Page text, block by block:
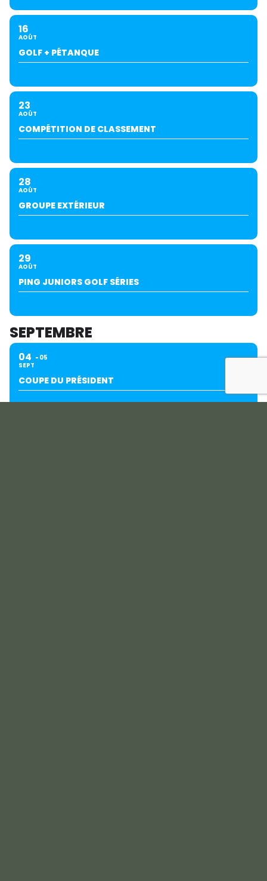
16
AOÛT
GOLF + PÉTANQUE
23
AOÛT
COMPÉTITION DE CLASSEMENT
28
AOÛT
GROUPE EXTÉRIEUR
29
AOÛT
PING JUNIORS GOLF SÉRIES
SEPTEMBRE
04
SEPT
05
COUPE DU PRÉSIDENT